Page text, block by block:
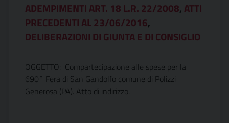
ADEMPIMENTI ART. 18 L.R. 22/2008, ATTI
PRECEDENTI AL 23/06/2016,
DELIBERAZIONI DI GIUNTA E DI CONSIGLIO
OGGETTO: Compartecipazione alle spese per la
690° Fera di San Gandolfo comune di Polizzi
Generosa (PA). Atto di indirizzo.